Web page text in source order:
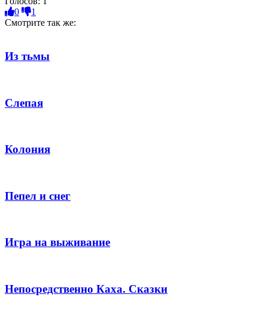
0
1
Смотрите так же:
Из тьмы
Слепая
Колония
Пепел и снег
Игра на выживание
Непосредственно Каха. Сказки